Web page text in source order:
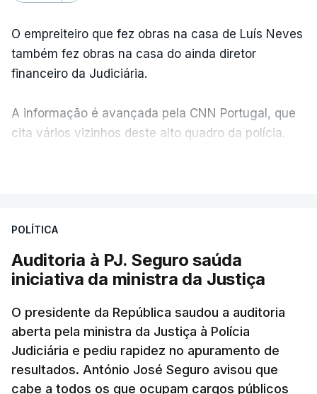
O empreiteiro que fez obras na casa de Luís Neves
também fez obras na casa do ainda diretor
financeiro da Judiciária.
A informação é avançada pela CNN Portugal, que
cita vários vizinhos deste alto quadro da polícia.
apreendido numa operação de droga.
POLÍTICA
Auditoria à PJ. Seguro saúda
iniciativa da ministra da Justiça
O presidente da República saudou a auditoria
aberta pela ministra da Justiça à Polícia
Judiciária e pediu rapidez no apuramento de
resultados. António José Seguro avisou que
cabe a todos os que ocupam cargos públicos